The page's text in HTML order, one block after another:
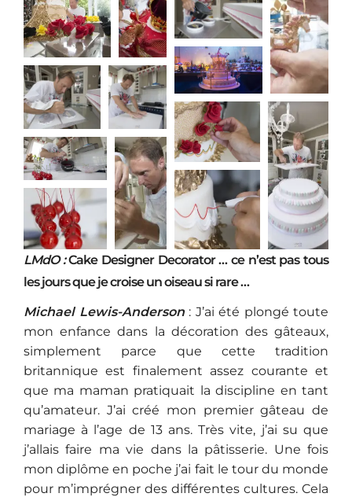
LMdO :Cake Designer Decorator … ce n’est pas tous
les jours que je croise un oiseau si rare …
Michael Lewis-Anderson: J’ai été plongé toute
mon enfance dans la décoration des gâteaux,
simplement parce que cette tradition
britannique est finalement assez courante et
que ma maman pratiquait la discipline en tant
qu’amateur. J’ai créé mon premier gâteau de
mariage à l’age de 13 ans. Très vite, j’ai su que
j’allais faire ma vie dans la pâtisserie. Une fois
mon diplôme en poche j’ai fait le tour du monde
pour m’imprégner des différentes cultures. Cela